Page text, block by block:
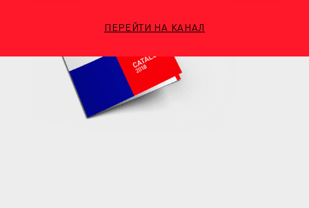
ПЕРЕЙТИ НА КАНАЛ